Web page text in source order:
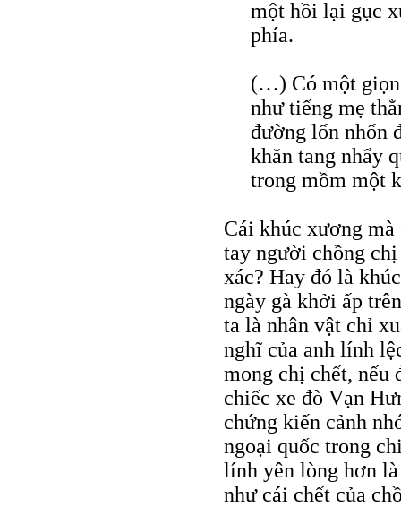
một hồi lại gục
phía.
(…) Có một
như tiếng mẹ
đường lổn nhổn
khăn tang nhẩy
trong mồm một
Cái khúc xương
tay người chồng
xác? Hay đó là
ngày gà khởi ấp
ta là nhân vật chỉ
nghĩ của anh lính
mong chị chết, nếu
chiếc xe đò Vạn
chứng kiến cảnh
ngoại quốc trong
lính yên lòng hơn
như cái chết của